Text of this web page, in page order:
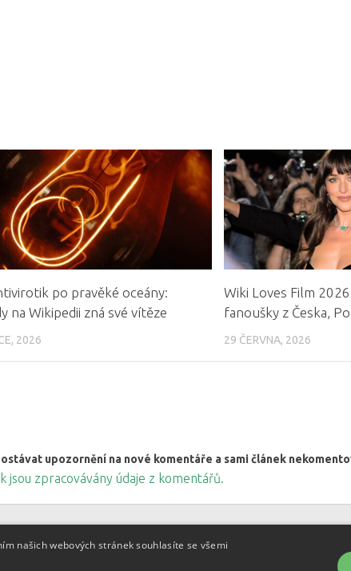
po pravěké oceány:
na Wikipedii zná své vítěze
2026
Wiki Loves Film
fanoušky z Česka,
29 ČERVNA, 2026
upozornění na nové komentáře a sami článek
jsou zpracovávány údaje z komentářů.
našich webových stránek souhlasíte se všemi